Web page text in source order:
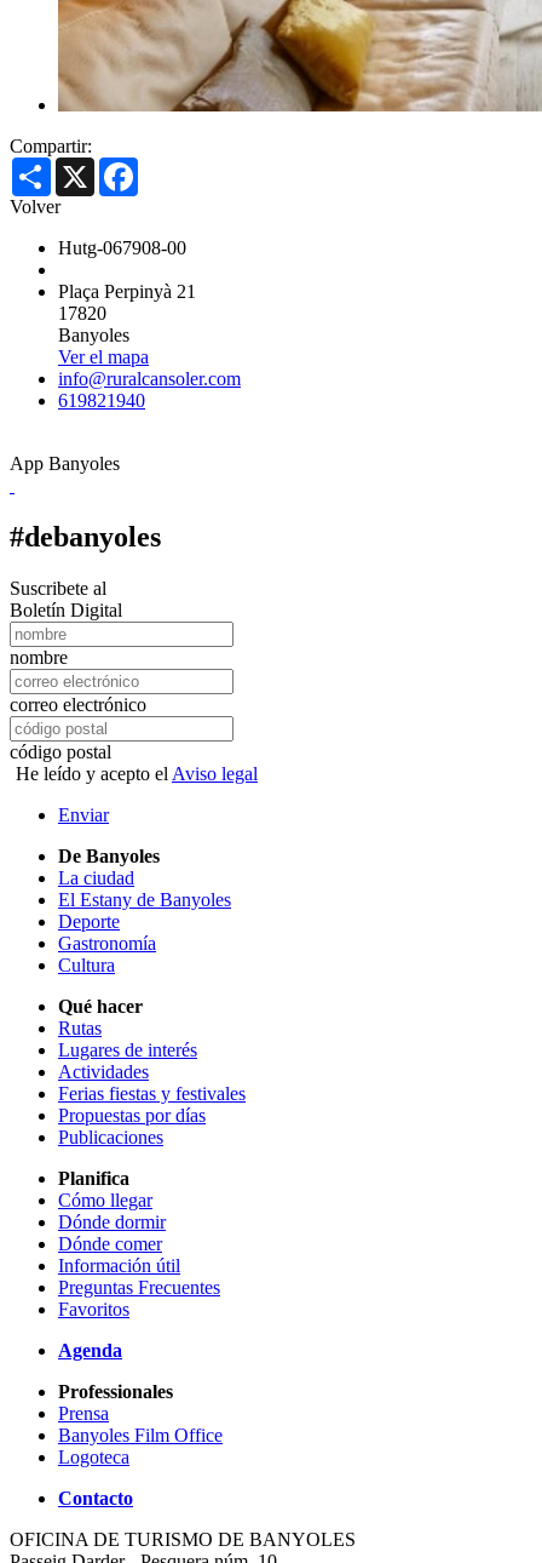
Compartir:
Share X
Volver
Hutg-067908-00
Plaça Perpinyà 21
17820
Banyoles
Ver el mapa
info@ruralcansoler.com
619821940
App Banyoles
#debanyoles
Suscribete al
Boletín Digital
nombre
correo electrónico
código postal
He leído y acepto el Aviso legal
Enviar
De Banyoles
La ciudad
El Estany de Banyoles
Deporte
Gastronomía
Cultura
Qué hacer
Rutas
Lugares de interés
Actividades
Ferias fiestas y festivales
Propuestas por días
Publicaciones
Planifica
Cómo llegar
Dónde dormir
Dónde comer
Información útil
Preguntas Frecuentes
Favoritos
Agenda
Professionales
Prensa
Banyoles Film Office
Logoteca
Contacto
OFICINA DE TURISMO DE BANYOLES